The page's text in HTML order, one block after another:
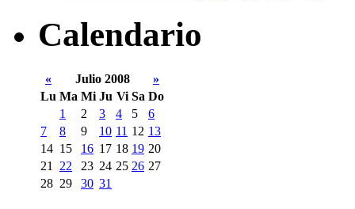
Calendario
« Julio 2008
»
Lu Ma Mi Ju Vi Sa Do
1
2 3 4 5
6
7
8 9 10 11 12 13
14 15 16 17 18 19 20
21
22 23 24 25 26 27
28 29 30 31